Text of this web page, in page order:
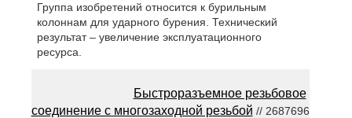
Группа изобретений относится к бурильным
колоннам для ударного бурения. Технический
результат – увеличение эксплуатационного
ресурса.
Быстроразъемное резьбовое
соединение с многозаходной резьбой // 2687696